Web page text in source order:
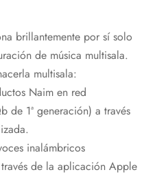
brillantemente por sí solo
de música multisala.
multisala:
Naim en red
de 1ª generación) a través
inalámbricos
de la aplicación Apple